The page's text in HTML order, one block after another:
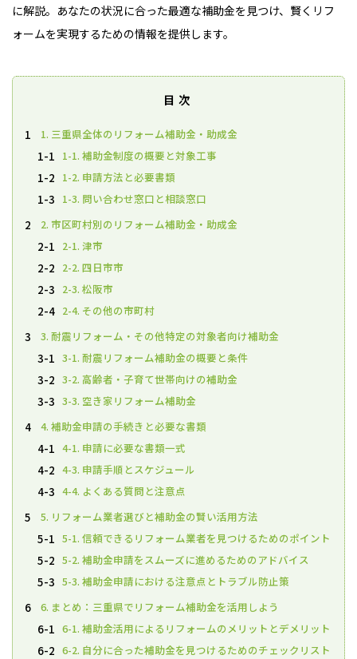
に解説。あなたの状況に合った最適な補助金を見つけ、賢くリフ
ォームを実現するための情報を提供します。
目次
1
1. 三重県全体のリフォーム補助金・助成金
1-1 1-1. 補助金制度の概要と対象工事
1-2 1-2. 申請方法と必要書類
1-3 1-3. 問い合わせ窓口と相談窓口
2
2. 市区町村別のリフォーム補助金・助成金
2-1 2-1. 津市
2-2 2-2. 四日市市
2-3 2-3. 松阪市
2-4 2-4. その他の市町村
3
3. 耐震リフォーム・その他特定の対象者向け補助金
3-1 3-1. 耐震リフォーム補助金の概要と条件
3-2 3-2. 高齢者・子育て世帯向けの補助金
3-3 3-3. 空き家リフォーム補助金
4
4. 補助金申請の手続きと必要な書類
4-1 4-1. 申請に必要な書類一式
4-2 4-3. 申請手順とスケジュール
4-3 4-4. よくある質問と注意点
5
5. リフォーム業者選びと補助金の賢い活用方法
5-1 5-1. 信頼できるリフォーム業者を見つけるためのポイント
5-2 5-2. 補助金申請をスムーズに進めるためのアドバイス
5-3 5-3. 補助金申請における注意点とトラブル防止策
6
6. まとめ：三重県でリフォーム補助金を活用しよう
6-1 6-1. 補助金活用によるリフォームのメリットとデメリット
6-2 6-2. 自分に合った補助金を見つけるためのチェックリスト